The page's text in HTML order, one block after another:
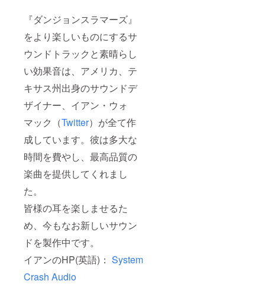
『ダンジョンスラマーズ』
をより楽しいものにするサ
ウンドトラックと素晴らし
い効果音は、アメリカ、テ
キサス州出身のサウンドデ
ザイナー、イアン・ウォ
マック（Twitter）が全て作
成しています。彼は多大な
時間を費やし、最高品質の
楽曲を提供してくれまし
た。
皆様の耳を楽しませるた
め、今もなお新しいサウン
ドを製作中です。
イアンのHP(英語)： System
Crash Audio